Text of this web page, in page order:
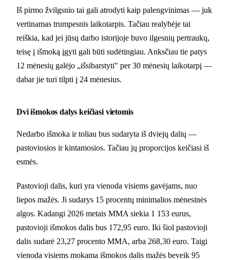
Iš pirmo žvilgsnio tai gali atrodyti kaip palengvinimas — juk
vertinamas trumpesnis laikotarpis. Tačiau realybėje tai
reiškia, kad jei jūsų darbo istorijoje buvo ilgesnių pertraukų,
teisę į išmoką įgyti gali būti sudėtingiau. Anksčiau tie patys
12 mėnesių galėjo „išsibarstyti" per 30 mėnesių laikotarpį —
dabar jie turi tilpti į 24 mėnesius.
Dvi išmokos dalys keičiasi vietomis
Nedarbo išmoka ir toliau bus sudaryta iš dviejų dalių —
pastoviosios ir kintamosios. Tačiau jų proporcijos keičiasi iš
esmės.
Pastovioji dalis, kuri yra vienoda visiems gavėjams, nuo
liepos mažės. Ji sudarys 15 procentų minimalios mėnesinės
algos. Kadangi 2026 metais MMA siekia 1 153 eurus,
pastovioji išmokos dalis bus 172,95 euro. Iki šiol pastovioji
dalis sudarė 23,27 procento MMA, arba 268,30 euro. Taigi
vienoda visiems mokama išmokos dalis mažės beveik 95